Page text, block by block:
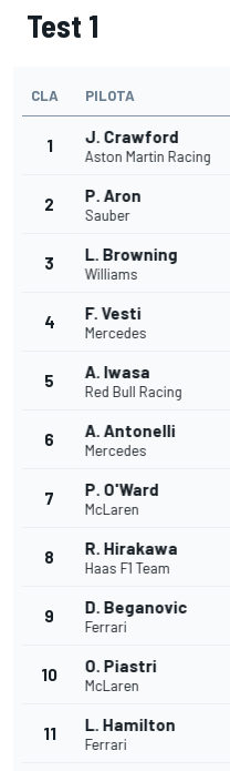
Test 1
CLA PILOTA
1 J. Crawford
Aston Martin Racing
2 P. Aron
Sauber
3 L. Browning
Williams
4 F. Vesti
Mercedes
5 A. Iwasa
Red Bull Racing
6 A. Antonelli
Mercedes
7 P. O'Ward
McLaren
8 R. Hirakawa
Haas F1 Team
9 D. Beganovic
Ferrari
10 O. Piastri
McLaren
11 L. Hamilton
Ferrari